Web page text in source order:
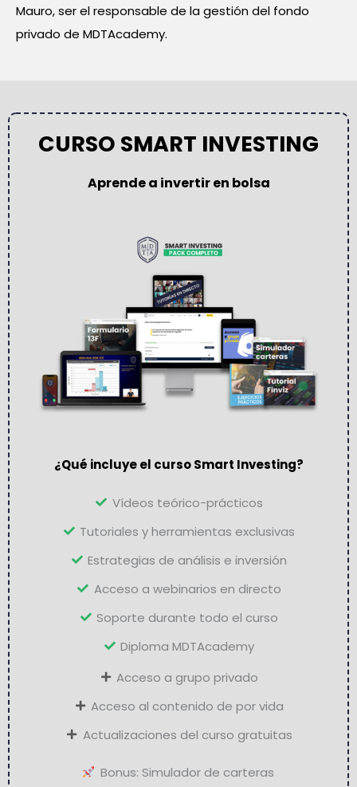
Mauro, ser el responsable de la gestión del fondo
privado de MDTAcademy.
CURSO SMART INVESTING
Aprende a invertir en bolsa
¿Qué incluye el curso Smart Investing?
Vídeos teórico-prácticos
Tutoriales y herramientas exclusivas
Estrategias de análisis e inversión
Acceso a webinarios en directo
Soporte durante todo el curso
Diploma MDTAcademy
Acceso a grupo privado
Acceso al contenido de por vida
Actualizaciones del curso gratuitas
Bonus: Simulador de carteras